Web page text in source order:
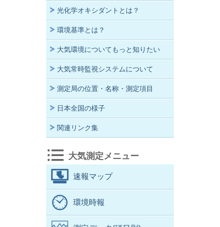
光化学オキシダントとは？
環境基準とは？
大気環境についてもっと知りたい
大気常時監視システムについて
測定局の位置・名称・測定項目
日本全国の様子
関連リンク集
大気測定メニュー
速報マップ
環境時報